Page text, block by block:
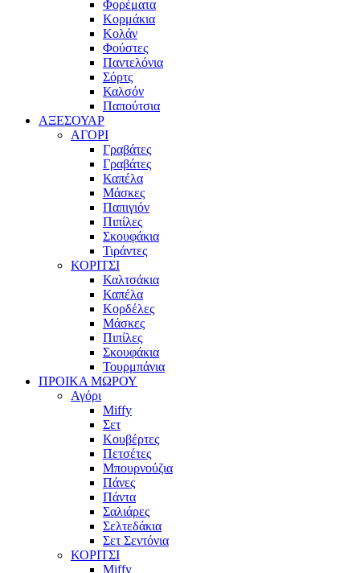
Φορέματα
Κορμάκια
Κολάν
Φούστες
Παντελόνια
Σόρτς
Καλσόν
Παπούτσια
ΑΞΕΣΟΥΑΡ
ΑΓΟΡΙ
Γραβάτες
Γραβάτες
Καπέλα
Μάσκες
Παπιγιόν
Πιπίλες
Σκουφάκια
Τιράντες
ΚΟΡΙΤΣΙ
Καλτσάκια
Καπέλα
Κορδέλες
Μάσκες
Πιπίλες
Σκουφάκια
Τουρμπάνια
ΠΡΟΙΚΑ ΜΩΡΟΥ
Αγόρι
Miffy
Σετ
Κουβέρτες
Πετσέτες
Μπουρνούζια
Πάνες
Πάντα
Σαλιάρες
Σελτεδάκια
Σετ Σεντόνια
ΚΟΡΙΤΣΙ
Miffy